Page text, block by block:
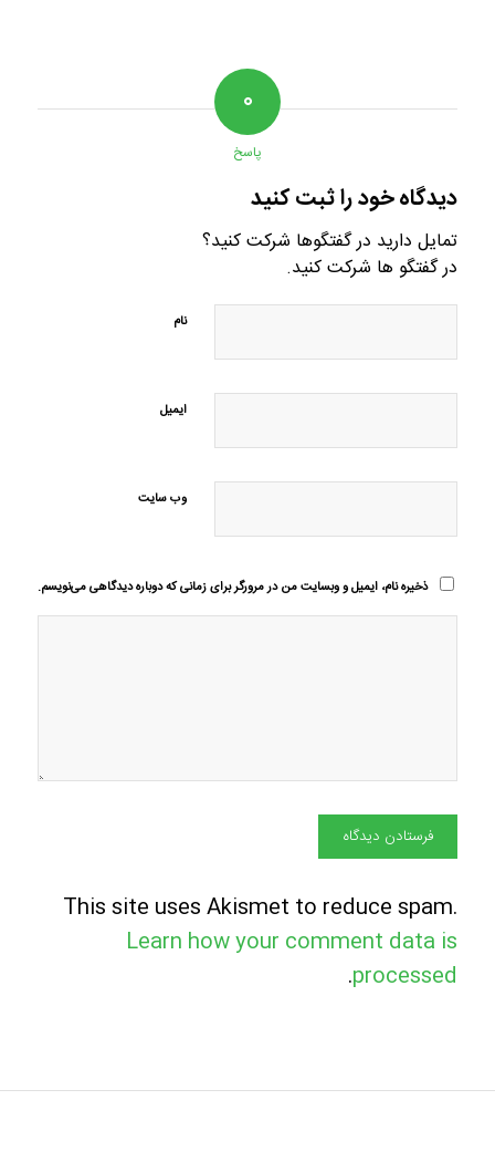
۰
پاسخ
دیدگاه خود را ثبت کنید
تمایل دارید در گفتگوها شرکت کنید؟
در گفتگو ها شرکت کنید.
نام
ایمیل
وب‌ سایت
ذخیره نام، ایمیل و وبسایت من در مرورگر برای زمانی که دوباره دیدگاهی می‌نویسم.
This site uses Akismet to reduce spam.
Learn how your comment data is
processed
.